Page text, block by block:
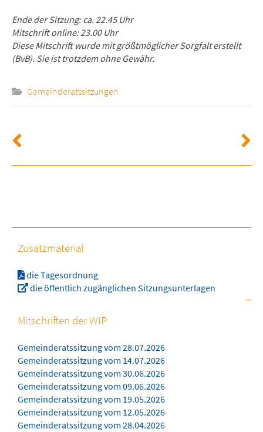
Ende der Sitzung: ca. 22.45 Uhr
Mitschrift online: 23.00 Uhr
Diese Mitschrift wurde mit größtmöglicher Sorgfalt erstellt
(BvB). Sie ist trotzdem ohne Gewähr.
Gemeinderatssitzungen
Zusatzmaterial
die Tagesordnung
die öffentlich zugänglichen Sitzungsunterlagen
Mitschriften der WIP
Gemeinderatssitzung vom 28.07.2026
Gemeinderatssitzung vom 14.07.2026
Gemeinderatssitzung vom 30.06.2026
Gemeinderatssitzung vom 09.06.2026
Gemeinderatssitzung vom 19.05.2026
Gemeinderatssitzung vom 12.05.2026
Gemeinderatssitzung vom 28.04.2026